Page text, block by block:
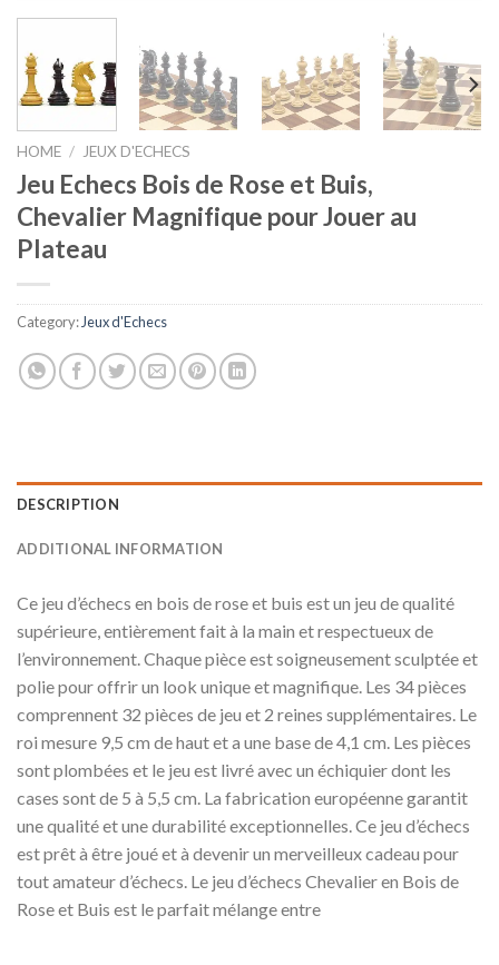
HOME / JEUX D'ECHECS
Jeu Echecs Bois de Rose et Buis,
Chevalier Magnifique pour Jouer au
Plateau
Category: Jeux d'Echecs
DESCRIPTION
ADDITIONAL INFORMATION
Ce jeu d’échecs en bois de rose et buis est un jeu de qualité
supérieure, entièrement fait à la main et respectueux de
l’environnement. Chaque pièce est soigneusement sculptée et
polie pour offrir un look unique et magnifique. Les 34 pièces
comprennent 32 pièces de jeu et 2 reines supplémentaires. Le
roi mesure 9,5 cm de haut et a une base de 4,1 cm. Les pièces
sont plombées et le jeu est livré avec un échiquier dont les
cases sont de 5 à 5,5 cm. La fabrication européenne garantit
une qualité et une durabilité exceptionnelles. Ce jeu d’échecs
est prêt à être joué et à devenir un merveilleux cadeau pour
tout amateur d’échecs. Le jeu d’échecs Chevalier en Bois de
Rose et Buis est le parfait mélange entre